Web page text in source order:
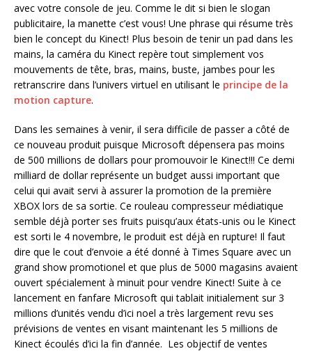
avec votre console de jeu. Comme le dit si bien le slogan
publicitaire, la manette c’est vous! Une phrase qui résume très
bien le concept du Kinect! Plus besoin de tenir un pad dans les
mains, la caméra du Kinect repère tout simplement vos
mouvements de tête, bras, mains, buste, jambes pour les
retranscrire dans l’univers virtuel en utilisant le principe de la
motion capture.
Dans les semaines à venir, il sera difficile de passer a côté de
ce nouveau produit puisque Microsoft dépensera pas moins
de 500 millions de dollars pour promouvoir le Kinect!!! Ce demi
milliard de dollar représente un budget aussi important que
celui qui avait servi à assurer la promotion de la première
XBOX lors de sa sortie. Ce rouleau compresseur médiatique
semble déjà porter ses fruits puisqu’aux états-unis ou le Kinect
est sorti le 4 novembre, le produit est déjà en rupture! Il faut
dire que le cout d’envoie a été donné à Times Square avec un
grand show promotionel et que plus de 5000 magasins avaient
ouvert spécialement à minuit pour vendre Kinect! Suite à ce
lancement en fanfare Microsoft qui tablait initialement sur 3
millions d’unités vendu d’ici noel a très largement revu ses
prévisions de ventes en visant maintenant les 5 millions de
Kinect écoulés d’ici la fin d’année. Les objectif de ventes